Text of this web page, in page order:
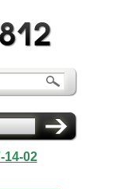
14-02